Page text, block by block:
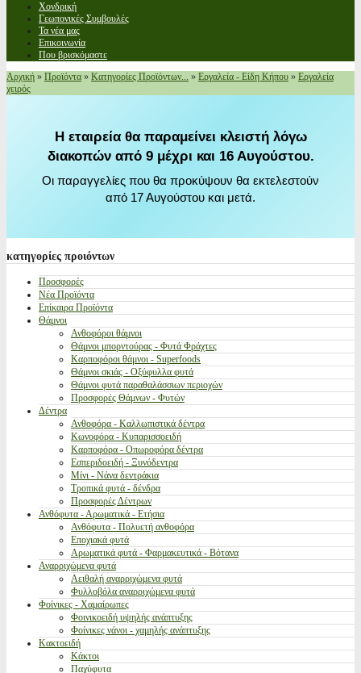
Χονδρική
Γεωπονικές Συμβουλές
Τα νέα μας
Επικοινωνία
Που βρισκόμαστε
Αρχική » Προϊόντα » Κατηγορίες Προϊόντων... » Εργαλεία - Είδη Κήπου » Εργαλεία
χειρός
Η εταιρεία θα παραμείνει κλειστή λόγω
διακοπών από 9 μέχρι και 16 Αυγούστου.
Οι παραγγελίες που θα προκύψουν θα εκτελεστούν
από 17 Αυγούστου και μετά.
κατηγορίες προιόντων
Προσφορές
Νέα Προϊόντα
Επίκαιρα Προϊόντα
Θάμνοι
Ανθοφόροι θάμνοι
Θάμνοι μπορντούρας - Φυτά Φράχτες
Καρποφόροι θάμνοι - Superfoods
Θάμνοι σκιάς - Οξύφυλλα φυτά
Θάμνοι φυτά παραθαλάσσιων περιοχών
Προσφορές Θάμνων - Φυτών
Δέντρα
Ανθοφόρα - Καλλωπιστικά δέντρα
Κωνοφόρα - Κυπαρισσοειδή
Καρποφόρα - Οπωροφόρα δέντρα
Εσπεριδοειδή - Ξυνόδεντρα
Μίνι - Νάνα δεντράκια
Τροπικά φυτά - δένδρα
Προσφορές Δέντρων
Ανθόφυτα - Αρωματικά - Ετήσια
Ανθόφυτα - Πολυετή ανθοφόρα
Εποχιακά φυτά
Αρωματικά φυτά - Φαρμακευτικά - Βότανα
Αναρριχώμενα φυτά
Αειθαλή αναρριχώμενα φυτά
Φυλλοβόλα αναρριχώμενα φυτά
Φοίνικες - Χαμαίρωπες
Φοινικοειδή υψηλής ανάπτυξης
Φοίνικες νάνοι - χαμηλής ανάπτυξης
Κακτοειδή
Κάκτοι
Παχύφυτα